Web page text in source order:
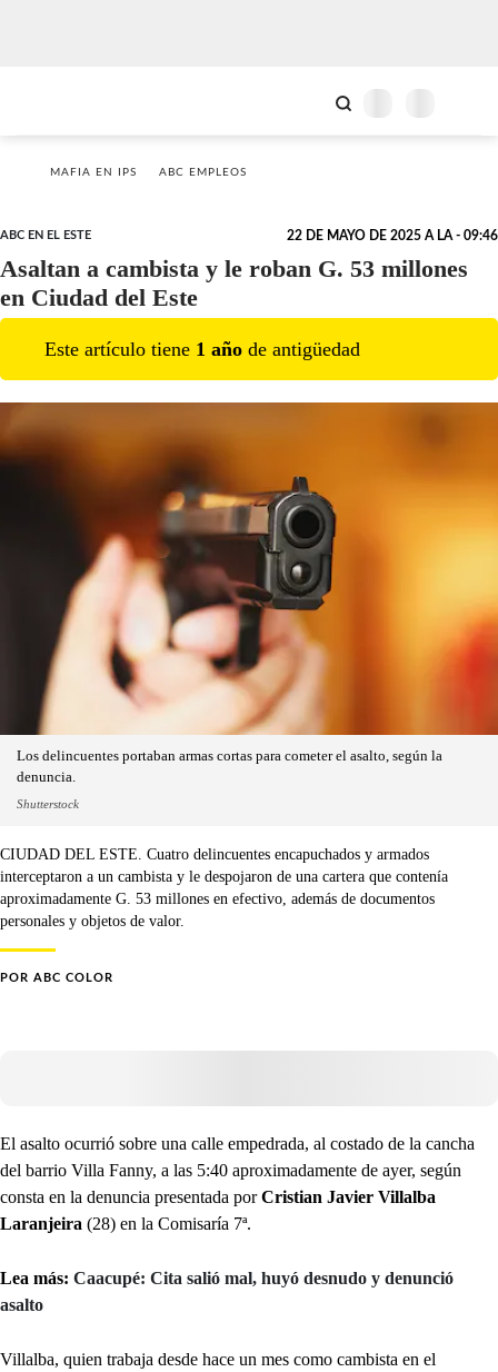
MAFIA EN IPS ABC EMPLEOS
ABC EN EL ESTE 22 DE MAYO DE 2025 A LA - 09:46
Asaltan a cambista y le roban G. 53 millones
en Ciudad del Este
Este artículo tiene 1 año de antigüedad
Los delincuentes portaban armas cortas para cometer el asalto, según la
denuncia.
Shutterstock
CIUDAD DEL ESTE. Cuatro delincuentes encapuchados y armados
interceptaron a un cambista y le despojaron de una cartera que contenía
aproximadamente G. 53 millones en efectivo, además de documentos
personales y objetos de valor.
POR ABC COLOR
El asalto ocurrió sobre una calle empedrada, al costado de la cancha
del barrio Villa Fanny, a las 5:40 aproximadamente de ayer, según
consta en la denuncia presentada porCristian Javier Villalba
Laranjeira (28) en la Comisaría 7ª.
Lea más: Caacupé: Cita salió mal, huyó desnudo y denunció
asalto
Villalba, quien trabaja desde hace un mes como cambista en el